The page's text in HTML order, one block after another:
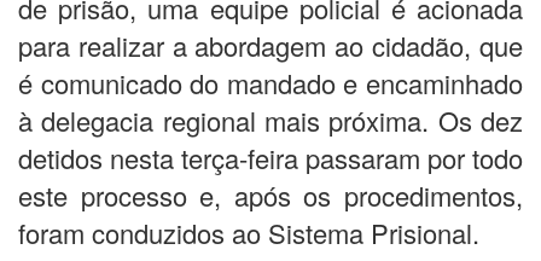
de prisão, uma equipe policial é acionada
para realizar a abordagem ao cidadão, que
é comunicado do mandado e encaminhado
à delegacia regional mais próxima. Os dez
detidos nesta terça-feira passaram por todo
este processo e, após os procedimentos,
foram conduzidos ao Sistema Prisional.